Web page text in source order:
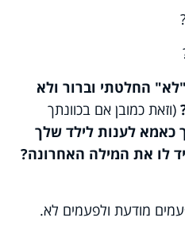
החלטתי וברור ולא
(וזאת כמובן אם בכוונתך
כאמא לענות לילד שלך
לו את המילה האחרונה?
מודעת ולפעמים לא.